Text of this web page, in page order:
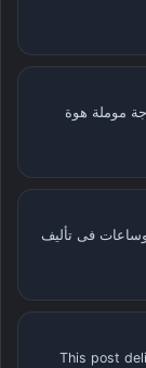
موملة هوة
فى تأليف
This post